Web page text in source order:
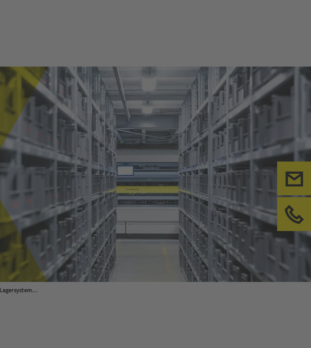
Automatisierte Lagersysteme für Kleinladungsträger